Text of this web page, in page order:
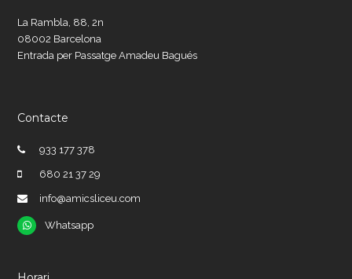
La Rambla, 88, 2n
08002 Barcelona
Entrada per Passatge Amadeu Bagués
Contacte
933 177 378
680 21 37 29
info@amicsliceu.com
Whatsapp
Whatsapp